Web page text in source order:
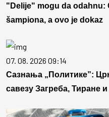
"Delije" mogu da odahnu:
šampiona, a ovo je dokaz
07. 08. 2026 09:14
Сазнања „Политике”:
савезу Загреба, Тиране